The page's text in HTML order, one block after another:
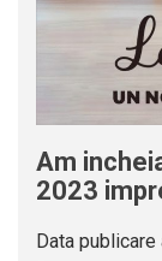
Am
2023
Data publicare